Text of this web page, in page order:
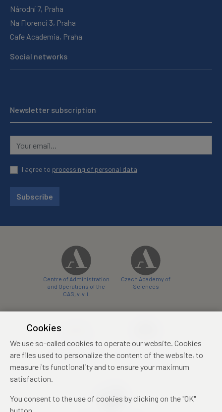
Národní 7, Praha
Na Florenci 3, Praha
Cafe Academia, Praha
Social networks
Newsletter subscription
I agree to processing of personal data
Subscribe
Centre of Administration
and Operations of the
CAS, v. v. i.
Czech Academy of
Sciences
conference centre
konferenční centrum
Cookies
We use so-called cookies to operate our website. Cookies
are files used to personalize the content of the website, to
measure its functionality and to ensure your maximum
satisfaction.
You consent to the use of cookies by clicking on the "OK"